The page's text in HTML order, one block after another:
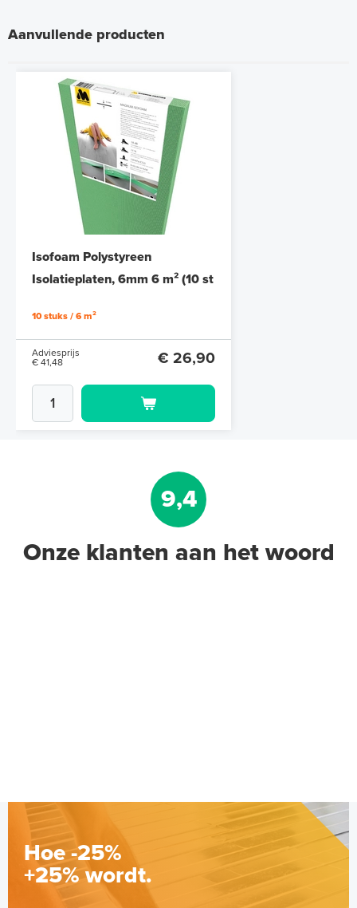
Aanvullende producten
Isofoam Polystyreen
Isolatieplaten, 6mm 6 m² (10 st
10 stuks / 6 m²
Adviesprijs
€ 41,48
€ 26,90
9,4
Onze klanten aan het woord
Hoe -25%
+25% wordt.